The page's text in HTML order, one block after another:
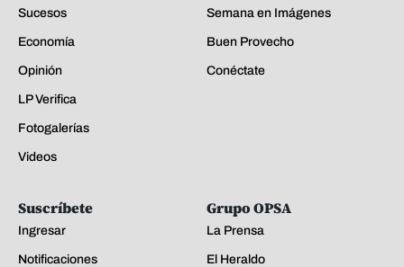
Sucesos
Economía
Opinión
LP Verifica
Fotogalerías
Videos
Semana en Imágenes
Buen Provecho
Conéctate
Suscríbete
Ingresar
Notificaciones
Grupo OPSA
La Prensa
El Heraldo